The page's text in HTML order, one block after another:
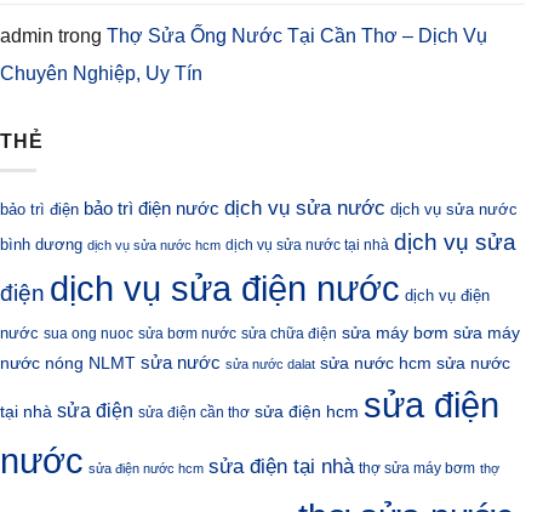
admin trong Thợ Sửa Ống Nước Tại Cần Thơ – Dịch Vụ
Chuyên Nghiệp, Uy Tín
THẺ
bảo trì điện bảo trì điện nước dịch vụ sửa nước dịch vụ sửa nước
bình dương dịch vụ sửa nước hcm dịch vụ sửa nước tại nhà dịch vụ sửa
điện dịch vụ sửa điện nước dịch vụ điện
nước sua ong nuoc sửa bơm nước sửa chữa điện sửa máy bơm sửa máy
nước nóng NLMT sửa nước sửa nước dalat sửa nước hcm sửa nước
tại nhà sửa điện sửa điện cần thơ sửa điện hcm sửa điện
nước sửa điện nước hcm sửa điện tại nhà thợ sửa máy bơm thợ